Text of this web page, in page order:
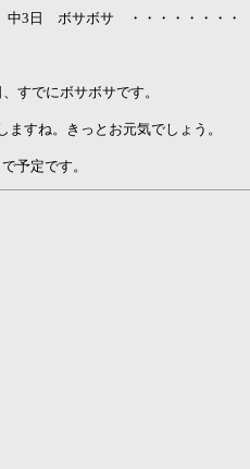
中3日 ボサボサ ・・・・・・・・
すでにボサボサです。
すね。きっとお元気でしょう。
予定です。